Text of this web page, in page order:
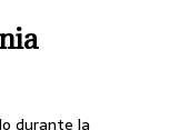
durante la